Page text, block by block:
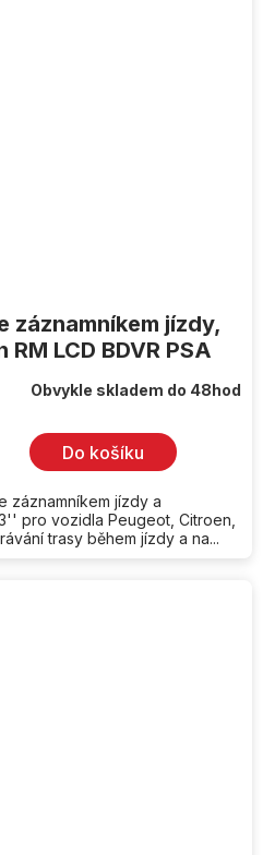
záznamníkem jízdy,
LCD BDVR PSA
Obvykle skladem do 48hod
Do košíku
záznamníkem jízdy a
pro vozidla Peugeot, Citroen,
trasy během jízdy a na...